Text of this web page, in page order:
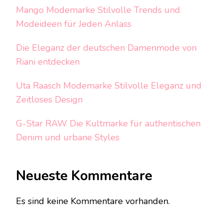
Mango Modemarke Stilvolle Trends und
Modeideen für Jeden Anlass
Die Eleganz der deutschen Damenmode von
Riani entdecken
Uta Raasch Modemarke Stilvolle Eleganz und
Zeitloses Design
G-Star RAW Die Kultmarke für authentischen
Denim und urbane Styles
Neueste Kommentare
Es sind keine Kommentare vorhanden.